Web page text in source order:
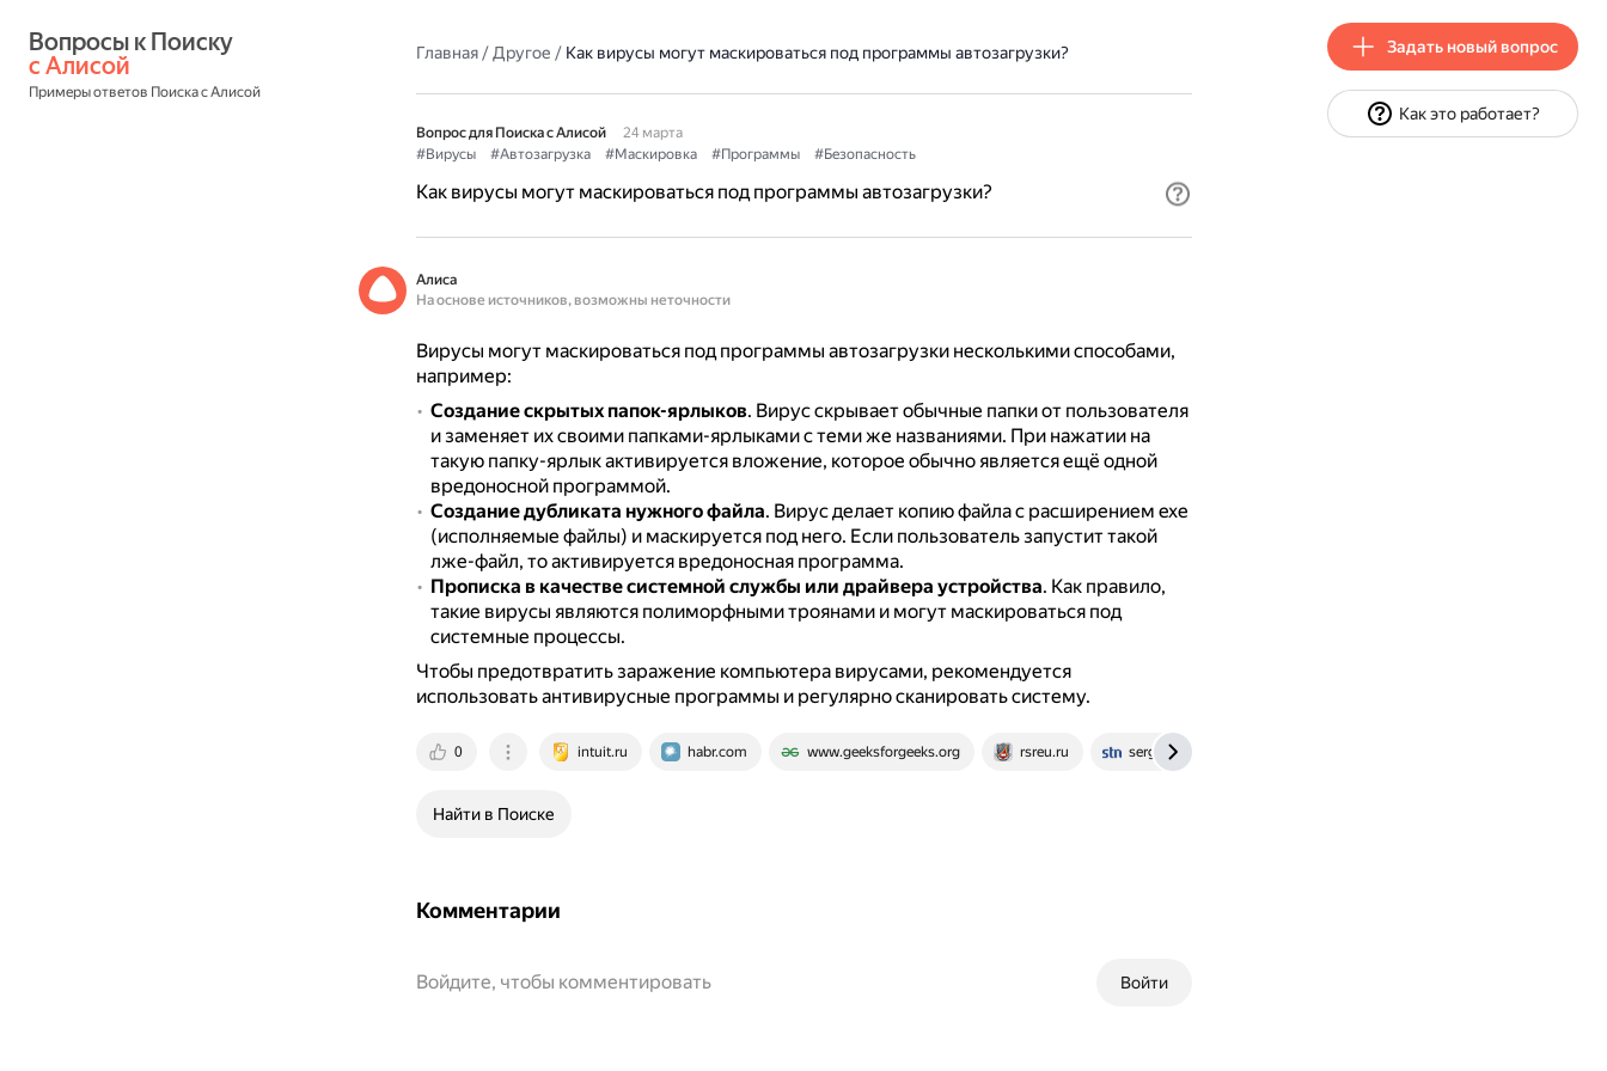
с Алисой
Примеры ответов Поиска с Алисой
Главная/Другое / Как вирусы могут маскироваться под программы автозагрузки?
Вопрос для Поиска с Алисой
24 марта
#Вирусы
#Автозагрузка #Маскировка #Программы #Безопасность
Как вирусы могут маскироваться под программы автозагрузки?
Алиса
На основе источников, возможны неточности
Вирусы могут маскироваться под программы автозагрузки несколькими способами,
например:
Создание скрытых папок-ярлыков. Вирус скрывает обычные папки от пользователя
и заменяет их своими папками-ярлыками с теми же названиями. При нажатии на
такую папку-ярлык активируется вложение, которое обычно является ещё одной
вредоносной программой.
Создание дубликата нужного файла. Вирус делает копию файла с расширением exe
(исполняемые файлы) и маскируется под него. Если пользователь запустит такой
лже-файл, то активируется вредоносная программа.
Прописка в качестве системной службы или драйвера устройства. Как правило,
такие вирусы являются полиморфными троянами и могут маскироваться под
системные процессы.
Чтобы предотвратить заражение компьютера вирусами, рекомендуется
использовать антивирусные программы и регулярно сканировать систему.
0 intuit.ru habr.com www.geeksforgeeks.org rsreu.ru sergeytroshin.ru
Найти в Поиске
Комментарии
Войти
Войдите, чтобы комментировать
Задать новый вопрос
Как это работает?